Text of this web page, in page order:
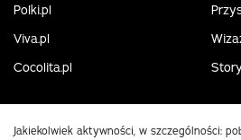
Polki.pl
Viva.pl
Cocolita.pl
Jakiekolwiek aktywności, w szczególności: